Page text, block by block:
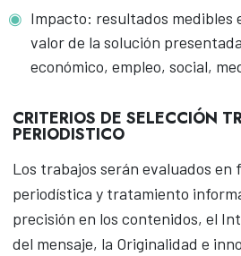
Impacto: resultados medibles
valor de la solución
económico, empleo, social,
CRITERIOS DE SELECCIÓN
PERIODISTICO
Los trabajos serán evaluados en
periodística y tratamiento
precisión en los contenidos, el
del mensaje, la Originalidad e